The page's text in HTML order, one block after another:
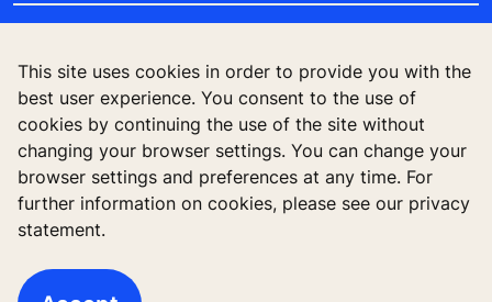
This site uses cookies in order to provide you with the
best user experience. You consent to the use of
cookies by continuing the use of the site without
changing your browser settings. You can change your
browser settings and preferences at any time. For
further information on cookies, please see our privacy
statement.
Legal notice
Data File Description
Privacy Statement
KONE Corporation Finland, KONE Oyj, Keilasatama
3, P.O. Box 7, Espoo, 02150, Finland